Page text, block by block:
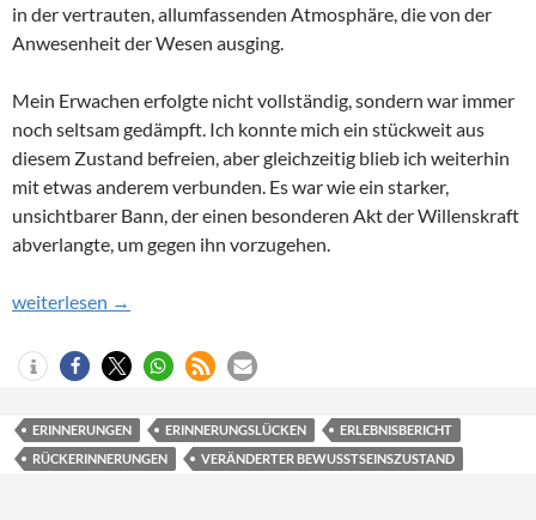
in der vertrauten, allumfassenden Atmosphäre, die von der
Anwesenheit der Wesen ausging.
Mein Erwachen erfolgte nicht vollständig, sondern war immer
noch seltsam gedämpft. Ich konnte mich ein stückweit aus
diesem Zustand befreien, aber gleichzeitig blieb ich weiterhin
mit etwas anderem verbunden. Es war wie ein starker,
unsichtbarer Bann, der einen besonderen Akt der Willenskraft
abverlangte, um gegen ihn vorzugehen.
Teil 7 – Die Trance und ihre möglichen Eigenschaften
weiterlesen →
ERINNERUNGEN ERINNERUNGSLÜCKEN
ERLEBNISBERICHT
RÜCKERINNERUNGEN
VERÄNDERTER BEWUSSTSEINSZUSTAND